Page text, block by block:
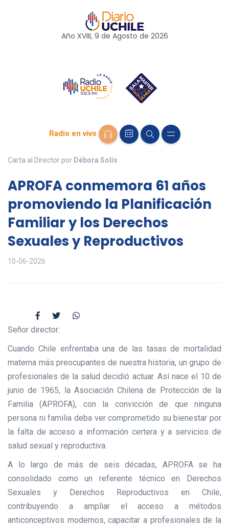
Año XVIII, 9 de Agosto de 2026
Radio en vivo
Carta al Director por Débora Solís
APROFA conmemora 61 años
promoviendo la Planificación
Familiar y los Derechos
Sexuales y Reproductivos
10-06-2026
Señor director:
Cuando Chile enfrentaba una de las tasas de mortalidad
materna más preocupantes de nuestra historia, un grupo de
profesionales de la salud decidió actuar. Así nace el 10 de
junio de 1965, la Asociación Chilena de Protección de la
Familia (APROFA), con la convicción de que ninguna
persona ni familia deba ver comprometido su bienestar por
la falta de acceso a información certera y a servicios de
salud sexual y reproductiva.
A lo largo de más de seis décadas, APROFA se ha
consolidado como un referente técnico en Derechos
Sexuales y Derechos Reproductivos en Chile,
contribuyendo a ampliar el acceso a métodos
anticonceptivos modernos, capacitar a profesionales de la